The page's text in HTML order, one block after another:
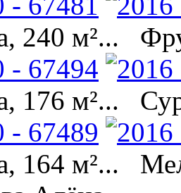
240 м²...
176 м²...
164 м²...